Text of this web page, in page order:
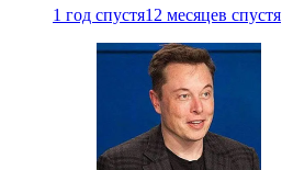
1 год спустя12 месяцев спустя